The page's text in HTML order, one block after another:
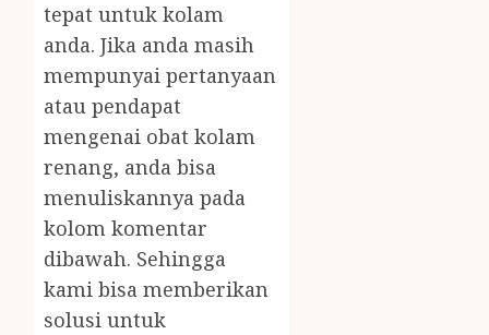
tepat untuk kolam
anda. Jika anda masih
mempunyai pertanyaan
atau pendapat
mengenai obat kolam
renang, anda bisa
menuliskannya pada
kolom komentar
dibawah. Sehingga
kami bisa memberikan
solusi untuk